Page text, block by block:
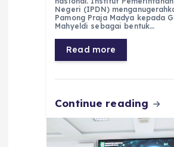
b
o
o
k
A
p
p
r
a
m
n
Negeri (IPDN)
Pamong Praja Madya kepada
Mahyeldi sebagai bentuk…
Read more
Continue reading